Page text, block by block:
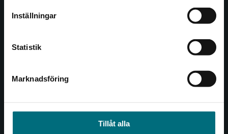
Inställningar
Statistik
Marknadsföring
Tillåt alla
Kontakta kundservice
Köpvillkor